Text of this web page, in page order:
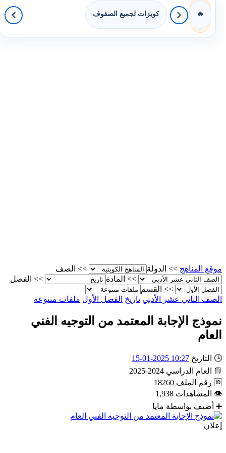
🔥 كويزات لجميع الصفوف
موقع المناهج >> الدولة >>
الصف
>>
المادة >>
الفصل
>>
القسم
الصف الثاني عشر الأدبي تاريخ الفصل الأول ملفات متنوعة
نموذج الإجابة المعتمد من التوجيه الفني
العام
🕒 التاريخ 10:27 2025-01-15
📘
العام الدراسي 2024-2025
🆔 رقم الملف 18260
👁
المشاهدات 1,938
➕
أضيف بواسطة مايا
إعلان